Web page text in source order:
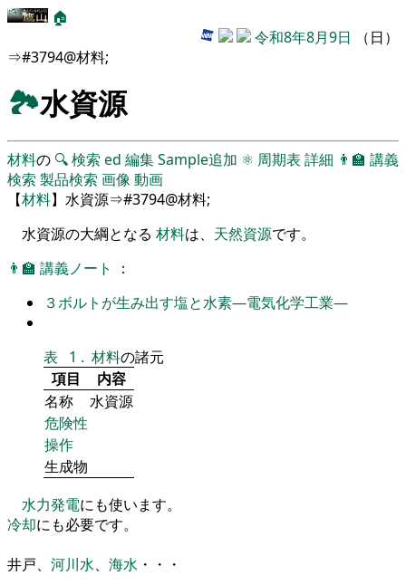
🏠
令和8年8月9日 （日）
⇒#3794@材料;
🏞水資源
材料の 🔍検索 ed 編集Sample追加 ⚛ 周期表 詳細 👨‍🏫 講義
検索 製品検索 画像動画
【材料】水資源⇒#3794@材料;
水資源の大綱となる 材料は、 天然資源です。
👨‍🏫 講義ノート
：
３ボルトが生み出す塩と水素―電気化学工業―
表 1 . 材料の諸元
項目
内容
名称
水資源
危険性
操作
生成物
水力発電にも使います。
冷却にも必要です。
井戸、 河川水、 海水 ・ ・ ・